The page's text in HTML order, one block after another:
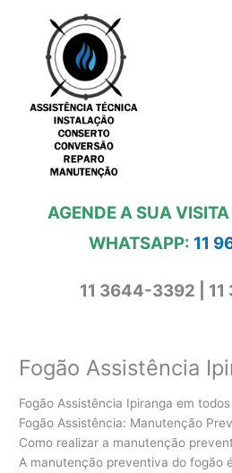
conteúdo
AGENDE A SUA
WHATSAPP: 11
11 3644-3392 |
Fogão Assistência
Fogão Assistência Ipiranga em
Fogão Assistência: Manutenção
Como realizar a manutenção
A manutenção preventiva do fogão